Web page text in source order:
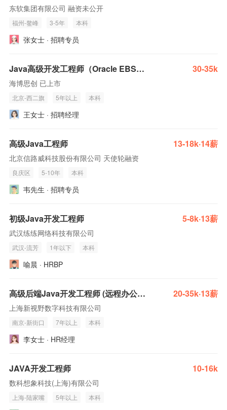
东软集团有限公司 融资未公开
福州-鳌峰 3-5年 本科
张女士 · 招聘专员
Java高级开发工程师（Oracle EBS方向） 30-35k
海博思创 已上市
北京-西二旗 5年以上 本科
王女士 · 招聘经理
高级Java工程师 13-18k·14薪
北京信路威科技股份有限公司 天使轮融资
良庆区 5-10年 本科
韦先生 · 招聘专员
初级Java开发工程师 5-8k·13薪
武汉练练网络科技有限公司
武汉-流芳 1年以下 本科
喻晨 · HRBP
高级后端Java开发工程师 (远程办公）Senior Back-End Engineer (Java) 20-35k·13薪
上海新视野数字科技有限公司
南京-新街口 7年以上 本科
李女士 · HR经理
JAVA开发工程师 10-16k
数科想象科技(上海)有限公司
上海-陆家嘴 5年以上 本科